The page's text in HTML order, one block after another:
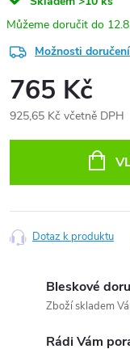
Možnosti doručení
765 Kč
925,65 Kč včetně DPH
Dotaz k produktu
Bleskové
Zboží skladem
Rádi Vám